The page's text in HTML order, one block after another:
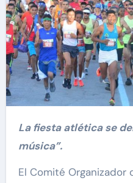
La fiesta atlética se denominará; “Que suene la
música”.
El Comité Organizador